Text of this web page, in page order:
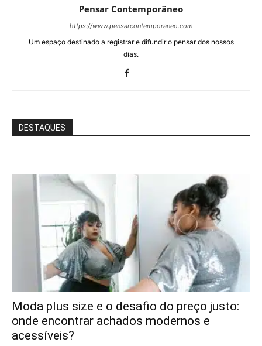
Pensar Contemporâneo
https://www.pensarcontemporaneo.com
Um espaço destinado a registrar e difundir o pensar dos nossos
dias.
DESTAQUES
Moda plus size e o desafio do preço justo:
onde encontrar achados modernos e
acessíveis?